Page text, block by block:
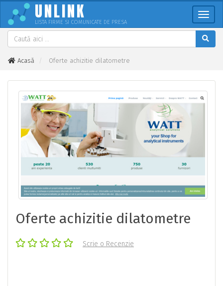
UNLINK
LISTA FIRME SI COMUNICATE DE PRESA
Acasă Oferte achizitie dilatometre
Oferte achizitie dilatometre
Scrie o Recenzie